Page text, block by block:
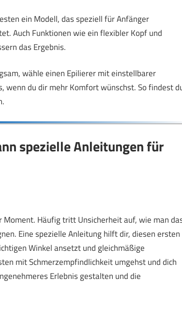
ein Modell, das speziell für Anfänger
Auch Funktionen wie ein flexibler Kopf und
das Ergebnis.
wähle einen Epilierer mit einstellbarer
wenn du dir mehr Komfort wünschst. So findest
spezielle Anleitungen für
Häufig tritt Unsicherheit auf, wie man
Eine spezielle Anleitung hilft dir, diesen ersten
Winkel ansetzt und gleichmäßige
mit Schmerzempfindlichkeit umgehst und dich
Erlebnis gestalten und die